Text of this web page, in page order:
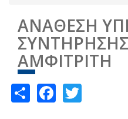
ΑΝΑΘΕΣΗ
ΑΜΦΙΤΡΙΤΗ
ShareFacebook